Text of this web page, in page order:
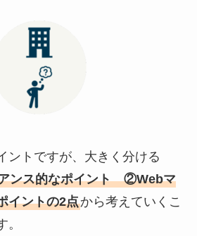
ントですが、大きく分ける
ンス的なポイント ②Webマ
イントの2点から考えていくこ